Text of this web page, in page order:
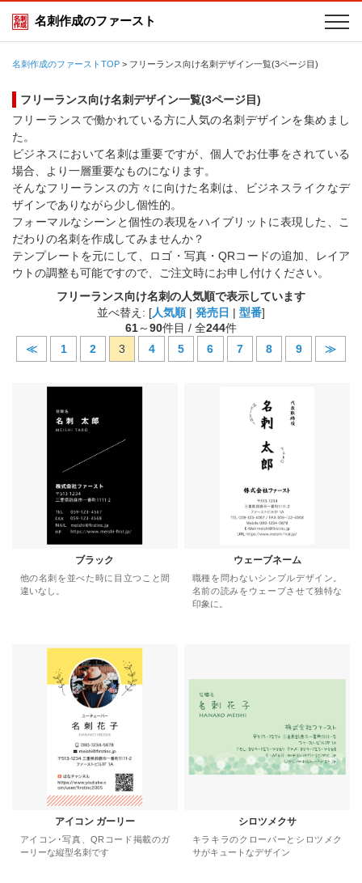
名刺作成のファースト
名刺作成のファーストTOP > フリーランス向け名刺デザイン一覧(3ページ目)
フリーランス向け名刺デザイン一覧(3ページ目)
フリーランスで働かれている方に人気の名刺デザインを集めまし
た。
ビジネスにおいて名刺は重要ですが、個人でお仕事をされている
場合、より一層重要なものになります。
そんなフリーランスの方々に向けた名刺は、ビジネスライクなデ
ザインでありながら少し個性的。
フォーマルなシーンと個性の表現をハイブリットに表現した、こ
だわりの名刺を作成してみませんか？
テンプレートを元にして、ロゴ・写真・QRコードの追加、レイア
ウトの調整も可能ですので、ご注文時にお申し付けください。
フリーランス向け名刺の人気順で表示しています
並べ替え: [人気順| 発売日 | 型番]
61～90件目 / 全244件
≪
1 2 3 4 5 6 7 8 9 ≫
ブラック
他の名刺を並べた時に目立つこと間
違いなし。
ウェーブネーム
職種を問わないシンプルデザイン。
名前の読みをウェーブさせて独特な
印象に。
アイコン ガーリー
アイコン･写真、QRコード掲載のガ
ーリーな縦型名刺です
シロツメクサ
キラキラのクローバーとシロツメク
サがキュートなデザイン